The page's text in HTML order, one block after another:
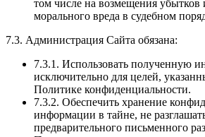
том числе на возмещения
морального вреда в судебном
7.3. Администрация Сайта обязана:
7.3.1. Использовать полученную
исключительно для целей,
Политике конфиденциальности.
7.3.2. Обеспечить хранение
информации в тайне, не
предварительного письменного